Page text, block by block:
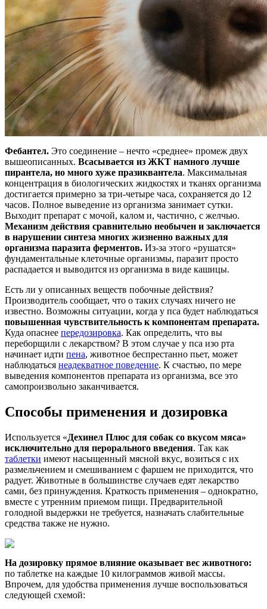
Фебантел. Это соединение – нечто «среднее» промеж двух
вышеописанных. Всасывается из ЖКТ намного лучше
пирантела, но много хуже празиквантела. Максимальная
концентрация в биологических жидкостях и тканях организма
достигается примерно за три-четыре часа, сохраняется до 12
часов. Полное выведение из организма занимает сутки.
Выходит препарат с мочой, калом и, частично, с желчью.
Механизм действия сравнительно необычен и заключается
в нарушении синтеза многих жизненно важных для
организма паразита ферментов. Из-за этого «рушатся»
фундаментальные клеточные организмы, паразит просто
распадается и выводится из организма в виде кашицы.
Есть ли у описанных веществ побочные действия?
Производитель сообщает, что о таких случаях ничего не
известно. Возможны ситуации, когда у пса будет наблюдаться
повышенная чувствительность к компонентам препарата.
Куда опаснее передозировка. Как определить, что вы
переборщили с лекарством? В этом случае у пса изо рта
начинает идти пена, животное беспрестанно пьет, может
наблюдаться неадекватное поведение. К счастью, по мере
выведения компонентов препарата из организма, все это
самопроизвольно заканчивается.
Способы применения и дозировка
Используется «Дехинел Плюс для собак со вкусом мяса»
исключительно для перорального введения. Так как
таблетки имеют насыщенный мясной вкус, возиться с их
размельчением и смешиванием с фаршем не приходится, что
радует. Животные в большинстве случаев едят лекарство
сами, без принуждения. Краткость применения – однократно,
вместе с утренним приемом пищи. Предварительной
голодной выдержки не требуется, назначать слабительные
средства также не нужно.
На дозировку прямое влияние оказывает вес животного:
по таблетке на каждые 10 килограммов живой массы.
Впрочем, для удобства применения лучше воспользоваться
следующей схемой: